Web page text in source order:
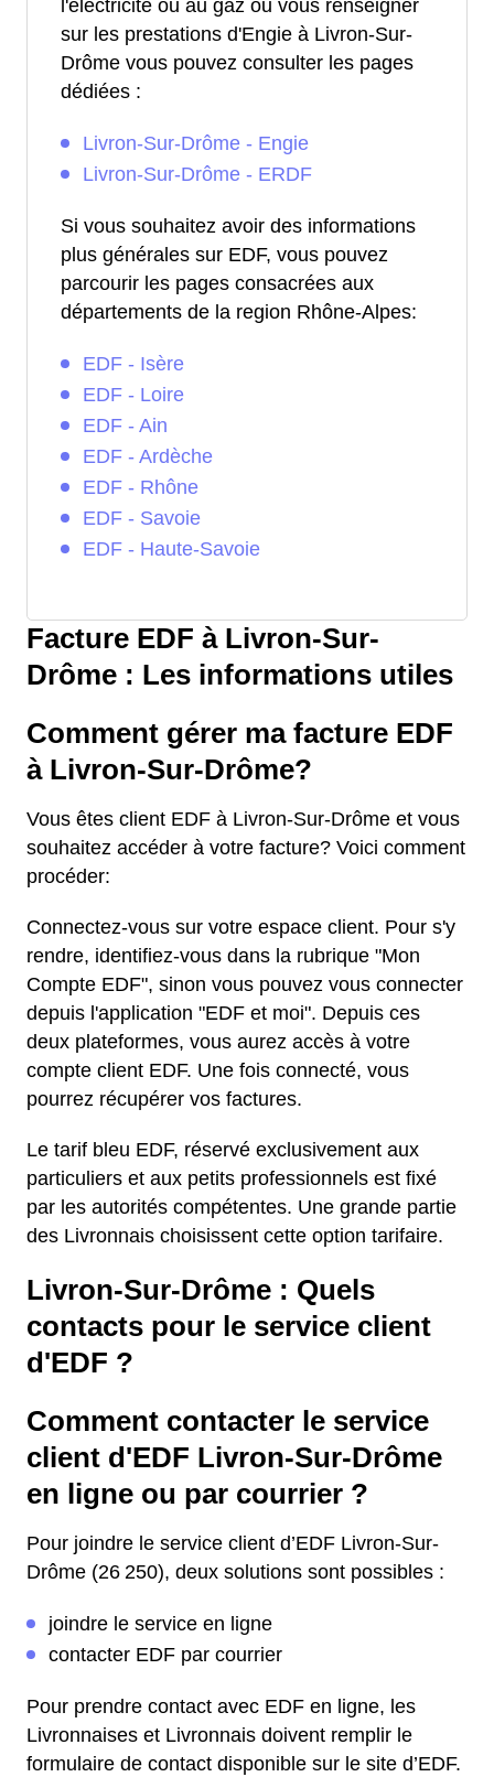
l'électricité ou au gaz ou vous renseigner
sur les prestations d'Engie à Livron-Sur-
Drôme vous pouvez consulter les pages
dédiées :
Livron-Sur-Drôme - Engie
Livron-Sur-Drôme - ERDF
Si vous souhaitez avoir des informations
plus générales sur EDF, vous pouvez
parcourir les pages consacrées aux
départements de la region Rhône-Alpes:
EDF - Isère
EDF - Loire
EDF - Ain
EDF - Ardèche
EDF - Rhône
EDF - Savoie
EDF - Haute-Savoie
Facture EDF à Livron-Sur-
Drôme : Les informations utiles
Comment gérer ma facture EDF
à Livron-Sur-Drôme?
Vous êtes client EDF à Livron-Sur-Drôme et vous
souhaitez accéder à votre facture? Voici comment
procéder:
Connectez-vous sur votre espace client. Pour s'y
rendre, identifiez-vous dans la rubrique "Mon
Compte EDF", sinon vous pouvez vous connecter
depuis l'application "EDF et moi". Depuis ces
deux plateformes, vous aurez accès à votre
compte client EDF. Une fois connecté, vous
pourrez récupérer vos factures.
Le tarif bleu EDF, réservé exclusivement aux
particuliers et aux petits professionnels est fixé
par les autorités compétentes. Une grande partie
des Livronnais choisissent cette option tarifaire.
Livron-Sur-Drôme : Quels
contacts pour le service client
d'EDF ?
Comment contacter le service
client d'EDF Livron-Sur-Drôme
en ligne ou par courrier ?
Pour joindre le service client d’EDF Livron-Sur-
Drôme (26 250), deux solutions sont possibles :
joindre le service en ligne
contacter EDF par courrier
Pour prendre contact avec EDF en ligne, les
Livronnaises et Livronnais doivent remplir le
formulaire de contact disponible sur le site d’EDF.